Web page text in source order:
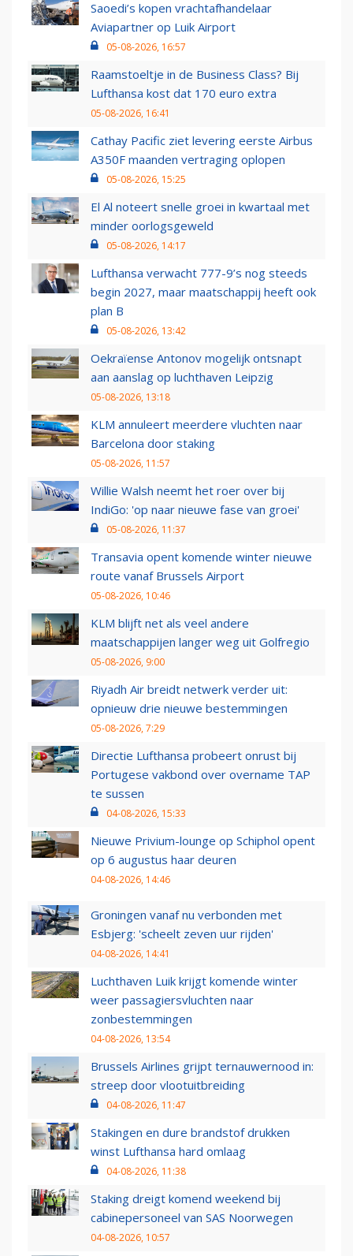
Saoedi’s kopen vrachtafhandelaar
Aviapartner op Luik Airport
05-08-2026, 16:57
Raamstoeltje in de Business Class? Bij
Lufthansa kost dat 170 euro extra
05-08-2026, 16:41
Cathay Pacific ziet levering eerste Airbus
A350F maanden vertraging oplopen
05-08-2026, 15:25
El Al noteert snelle groei in kwartaal met
minder oorlogsgeweld
05-08-2026, 14:17
Lufthansa verwacht 777-9’s nog steeds
begin 2027, maar maatschappij heeft ook
plan B
05-08-2026, 13:42
Oekraïense Antonov mogelijk ontsnapt
aan aanslag op luchthaven Leipzig
05-08-2026, 13:18
KLM annuleert meerdere vluchten naar
Barcelona door staking
05-08-2026, 11:57
Willie Walsh neemt het roer over bij
IndiGo: 'op naar nieuwe fase van groei'
05-08-2026, 11:37
Transavia opent komende winter nieuwe
route vanaf Brussels Airport
05-08-2026, 10:46
KLM blijft net als veel andere
maatschappijen langer weg uit Golfregio
05-08-2026, 9:00
Riyadh Air breidt netwerk verder uit:
opnieuw drie nieuwe bestemmingen
05-08-2026, 7:29
Directie Lufthansa probeert onrust bij
Portugese vakbond over overname TAP
te sussen
04-08-2026, 15:33
Nieuwe Privium-lounge op Schiphol opent
op 6 augustus haar deuren
04-08-2026, 14:46
Groningen vanaf nu verbonden met
Esbjerg: 'scheelt zeven uur rijden'
04-08-2026, 14:41
Luchthaven Luik krijgt komende winter
weer passagiersvluchten naar
zonbestemmingen
04-08-2026, 13:54
Brussels Airlines grijpt ternauwernood in:
streep door vlootuitbreiding
04-08-2026, 11:47
Stakingen en dure brandstof drukken
winst Lufthansa hard omlaag
04-08-2026, 11:38
Staking dreigt komend weekend bij
cabinepersoneel van SAS Noorwegen
04-08-2026, 10:57